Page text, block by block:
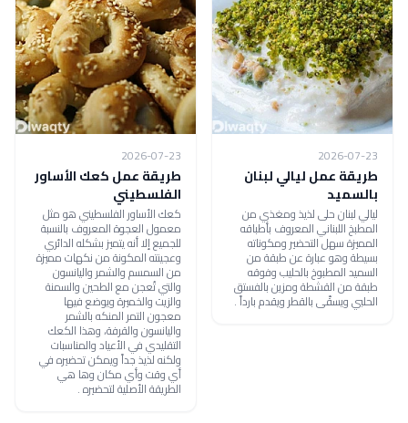
2026-07-23
طريقة عمل ليالي لبنان
بالسميد
ليالي لبنان حلى لذيذ ومغذي من
المطبخ اللبناني المعروف بأطباقه
المميزة سهل التحضير ومكوناته
بسيطة وهو عبارة عن طبقة من
السميد المطبوخ بالحليب وفوقه
طبقة من القشطة ومزين بالفستق
الحلبي ويسقّى بالقطر ويقدم بارداً .
2026-07-23
طريقة عمل كعك الأساور
الفلسطيني
كعك الأساور الفلسطيني هو مثل
معمول العجوة المعروف بالنسبة
للجميع إلا أنه يتميز بشكله الدائري
وعجينته المكونة من نكهات مميزة
من السمسم والشمر واليانسون
والتي تُعجن مع الطحين والسمنة
والزيت والخميرة ويوضع فيها
معجون التمر المنكه بالشمر
واليانسون والقرفة، وهذا الكعك
التقليدي في الأعياد والمناسبات
ولكنه لذيذ جداً ويمكن تحضيره في
أي وقت وأي مكان وها هي
الطريقة الأصلية لتحضيره .